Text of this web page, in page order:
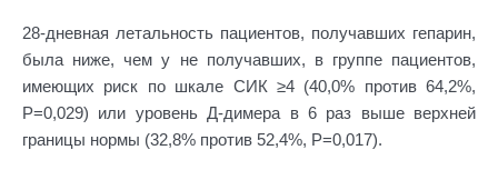
28-дневная летальность пациентов, получавших гепарин,
была ниже, чем у не получавших, в группе пациентов,
имеющих риск по шкале СИК ≥4 (40,0% против 64,2%,
Р=0,029) или уровень Д-димера в 6 раз выше верхней
границы нормы (32,8% против 52,4%, Р=0,017).